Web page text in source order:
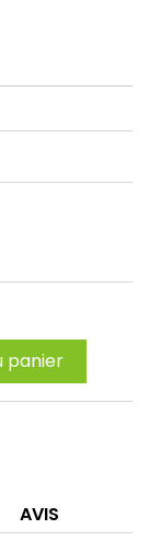
panier
AVIS